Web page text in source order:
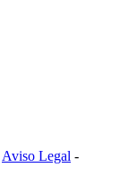
Aviso Legal -